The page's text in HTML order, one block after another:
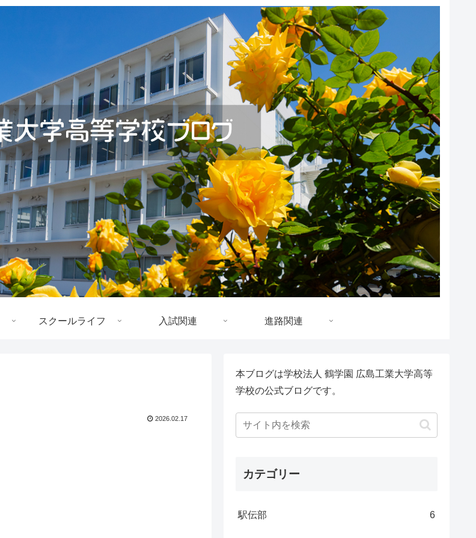
スクールライフ 入試関連 進路関連
2026.02.17
本ブログは学校法人 鶴学園 広島工業大学高等
学校の公式ブログです。
カテゴリー
駅伝部 6